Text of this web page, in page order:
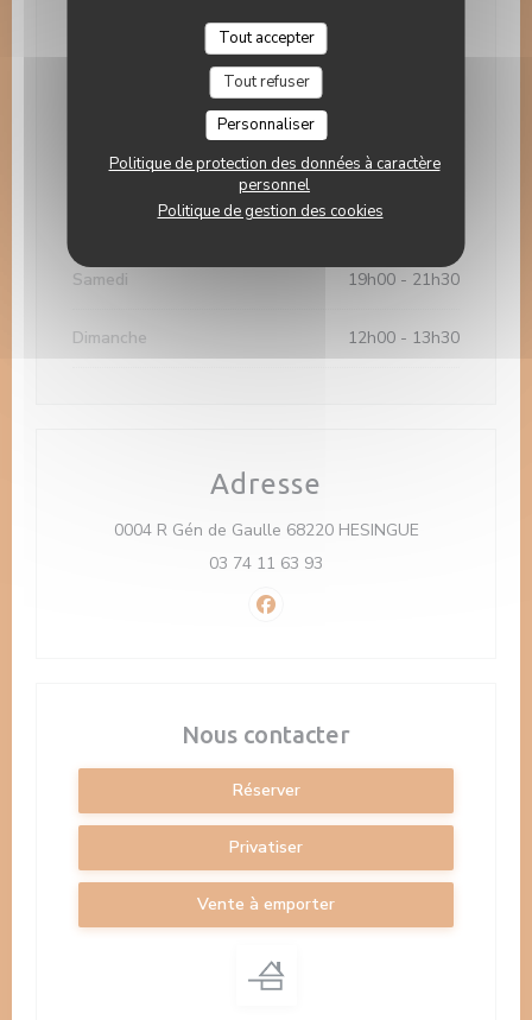
Tout accepter
Tout refuser
Personnaliser
Politique de protection des données à caractère
personnel
Politique de gestion des cookies
12h00 - 14h00
12h00 - 14h00
12h00 - 14h00 • 19h00 - 21h30
Samedi 19h00 - 21h30
Dimanche 12h00 - 13h30
Adresse
0004 R Gén de Gaulle 68220 HESINGUE((ouvre une
03 74 11 63 93
Facebook ((ouvre une nouvelle
Nous contacter
Réserver
Privatiser
Vente à emporter